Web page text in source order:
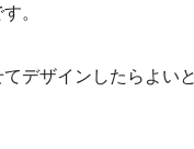
。
デザインしたらよい